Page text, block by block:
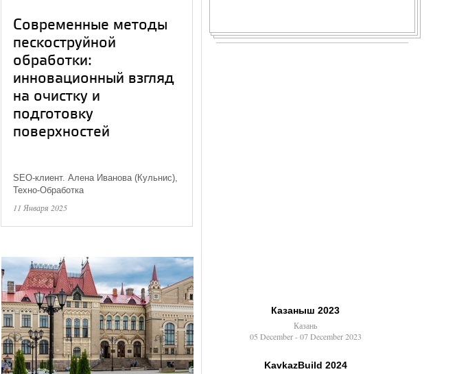
​Современные методы
пескоструйной
обработки:
инновационный взгляд
на очистку и
подготовку
поверхностей
SEO-клиент. Алена Иванова (Кульнис),
Техно-Обработка
11 Января 2025
Казаныш 2023
Казань
05 December - 07 December 2023
KavkazBuild 2024